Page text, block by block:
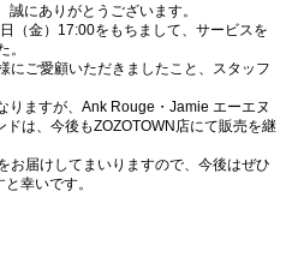
にありがとうございます。
（金）17:00をもちまして、サービスを
。
にご愛顧いただきましたこと、スタッフ
りますが、Ank Rouge・Jamie エーエヌ
は、今後もZOZOTOWN店にて販売を継
お届けしてまいりますので、今後はぜひ
幸いです。